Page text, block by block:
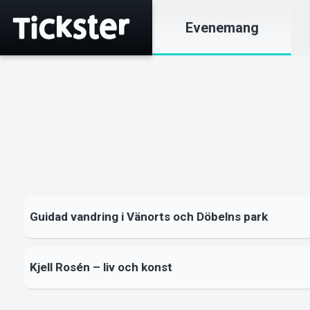
Evenemang
Guidad vandring i Vänorts och Döbelns park
Kjell Rosén – liv och konst